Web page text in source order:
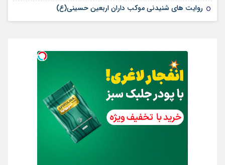
روایت های شنیدنی موکب داران اربعین حسینی(ع)